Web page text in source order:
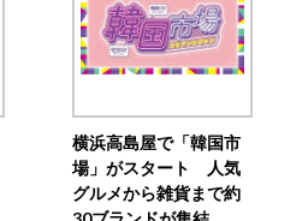
横浜高島屋で「韓国市
場」がスタート 人気
グルメから雑貨まで約